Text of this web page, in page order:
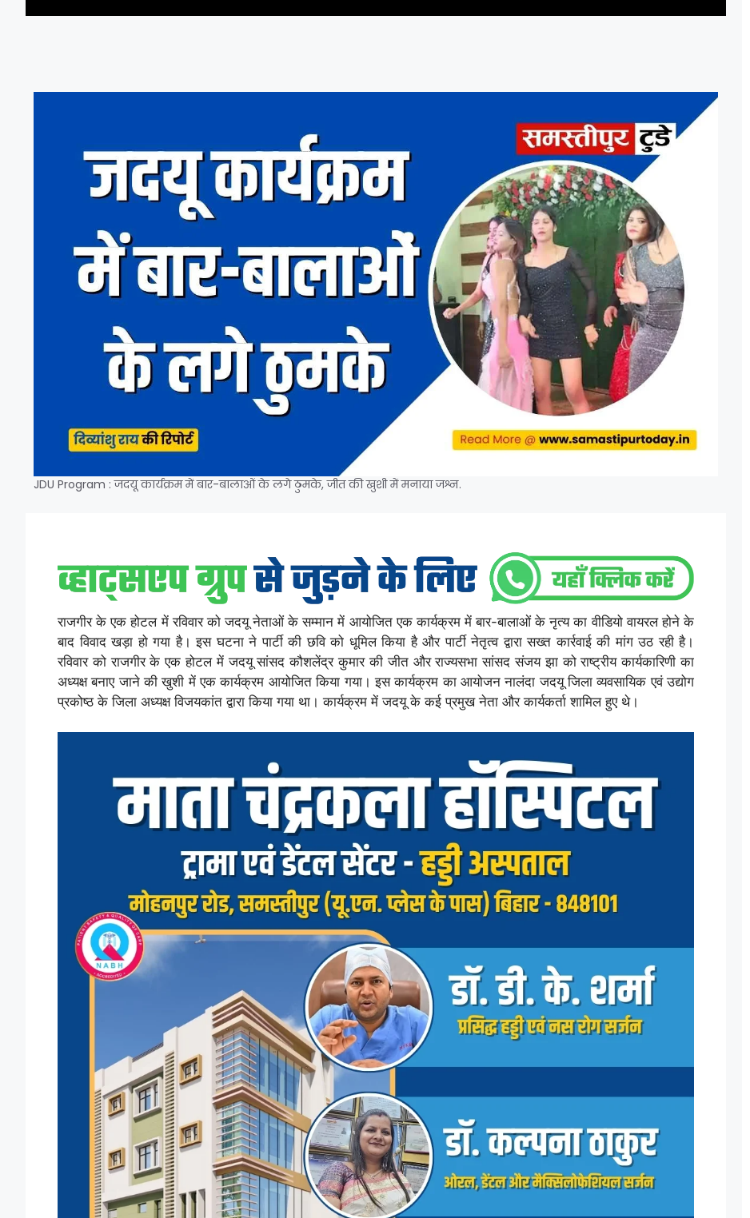
JDU Program : जदयू कार्यक्रम में बार-बालाओं के लगे ठुमके, जीत की खुशी में मनाया जश्न.
राजगीर के एक होटल में रविवार को जदयू नेताओं के सम्मान में आयोजित एक कार्यक्रम में बार-बालाओं के नृत्य का वीडियो वायरल होने के
बाद विवाद खड़ा हो गया है। इस घटना ने पार्टी की छवि को धूमिल किया है और पार्टी नेतृत्व द्वारा सख्त कार्रवाई की मांग उठ रही है।
रविवार को राजगीर के एक होटल में जदयू सांसद कौशलेंद्र कुमार की जीत और राज्यसभा सांसद संजय झा को राष्ट्रीय कार्यकारिणी का
अध्यक्ष बनाए जाने की खुशी में एक कार्यक्रम आयोजित किया गया। इस कार्यक्रम का आयोजन नालंदा जदयू जिला व्यवसायिक एवं उद्योग
प्रकोष्ठ के जिला अध्यक्ष विजयकांत द्वारा किया गया था। कार्यक्रम में जदयू के कई प्रमुख नेता और कार्यकर्ता शामिल हुए थे।